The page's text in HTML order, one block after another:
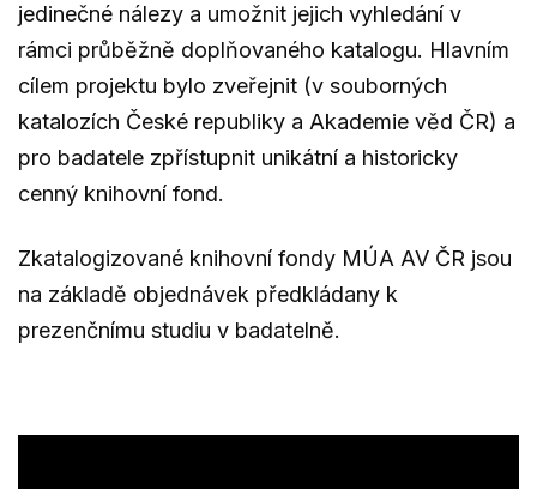
jedinečné nálezy a umožnit jejich vyhledání v
rámci průběžně doplňovaného katalogu. Hlavním
cílem projektu bylo zveřejnit (v souborných
katalozích České republiky a Akademie věd ČR) a
pro badatele zpřístupnit unikátní a historicky
cenný knihovní fond.
Zkatalogizované knihovní fondy MÚA AV ČR jsou
na základě objednávek předkládany k
prezenčnímu studiu v badatelně.